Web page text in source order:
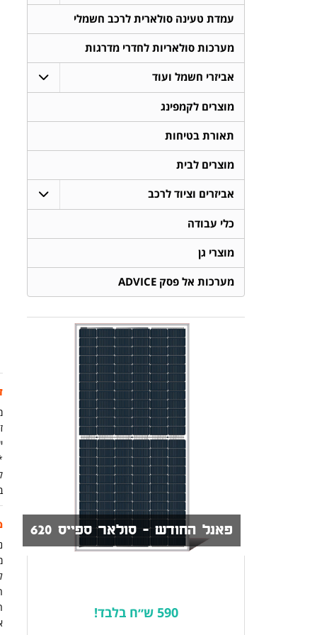
עמדת טעינה סולארית לרכב חשמלי
מערכות סולאריות לחדרי מדרגות
אביזרי חשמל ועוד
מוצרים לקמפינג
תאורת בטיחות
מוצרים לבית
אביזרים וציוד לרכב
כלי עבודה
מוצרי גן
מערכות אל פסק ADVICE
פאנל החודש - סולאר ספייס 620
590 ש״ח בלבד!